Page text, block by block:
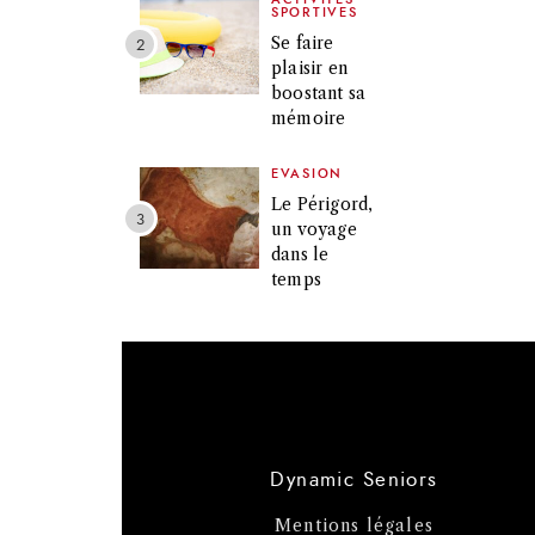
SPORTIVES
Se faire
plaisir en
boostant sa
mémoire
EVASION
Le Périgord,
un voyage
dans le
temps
Dynamic Seniors
Mentions légales